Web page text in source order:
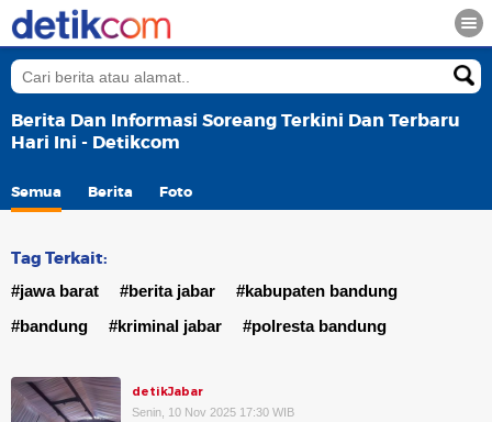
Berita Dan Informasi Soreang Terkini Dan Terbaru
Hari Ini - Detikcom
Semua Berita Foto
Tag Terkait:
#jawa barat #berita jabar
#kabupaten bandung
#bandung
#kriminal jabar #polresta bandung
detikJabar
Senin, 10 Nov 2025 17:30 WIB